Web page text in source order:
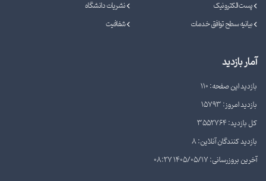
پست الکترونیک
نشریات دانشگاه
بیانیه سطح توافق خدمات
شفافیت
آمار بازدید
بازدید این صفحه: 110
بازدید امروز: 15793
کل بازدید: 3552764
بازدید کنندگان آنلاین: 8
آخرین بروزرسانی: 1405/05/17 08:27